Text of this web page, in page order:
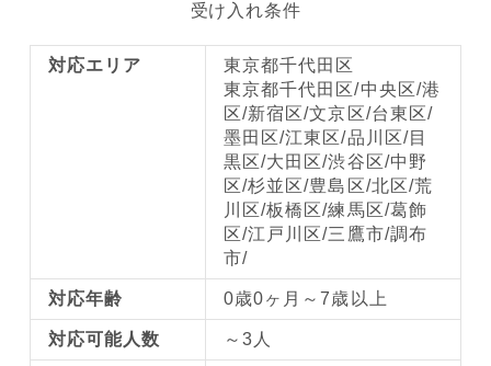
受け入れ条件
対応エリア
東京都千代田区
東京都千代田区/中央区/港
区/新宿区/文京区/台東区/
墨田区/江東区/品川区/目
黒区/大田区/渋谷区/中野
区/杉並区/豊島区/北区/荒
川区/板橋区/練馬区/葛飾
区/江戸川区/三鷹市/調布
市/
対応年齢 0歳0ヶ月～7歳以上
対応可能人数 ～3人